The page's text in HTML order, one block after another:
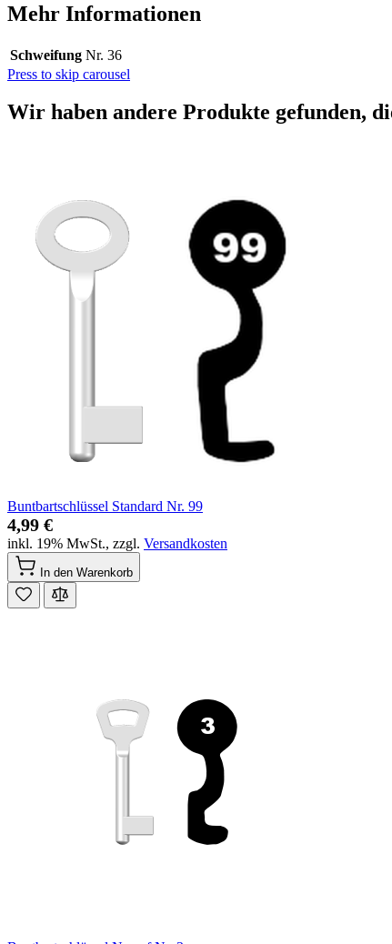
Mehr Informationen
Schweifung Nr. 36
Press to skip carousel
Wir haben andere Produkte gefunden,
Buntbartschlüssel Standard Nr. 99
4,99 €
inkl. 19% MwSt., zzgl. Versandkosten
In den Warenkorb